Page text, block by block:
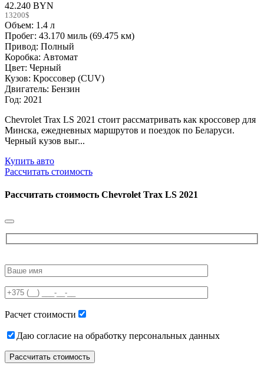
42.240 BYN
13200$
Объем: 1.4 л
Пробег: 43.170 миль (69.475 км)
Привод: Полный
Коробка: Автомат
Цвет: Черный
Кузов: Кроссовер (CUV)
Двигатель: Бензин
Год: 2021
Chevrolet Trax LS 2021 стоит рассматривать как кроссовер для
Минска, ежедневных маршрутов и поездок по Беларуси.
Черный кузов выг...
Купить авто
Рассчитать стоимость
Рассчитать стоимость Chevrolet Trax LS 2021
leave
field
empty.
Расчет стоимости
Даю согласие на обработку персональных данных